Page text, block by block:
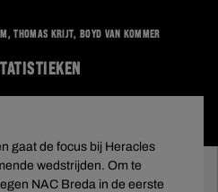
Thomas Krijt, Boyd van Kommer
gaat de focus bij Heracles
wedstrijden. Om te
NAC Breda in de eerste